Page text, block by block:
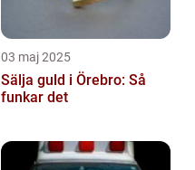
03 maj 2025
Sälja guld i Örebro: Så
funkar det